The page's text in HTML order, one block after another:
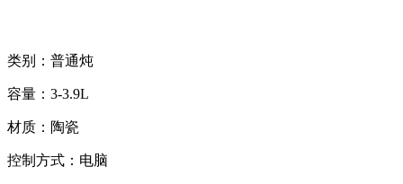
类别：普通炖
容量：3-3.9L
材质：陶瓷
控制方式：电脑